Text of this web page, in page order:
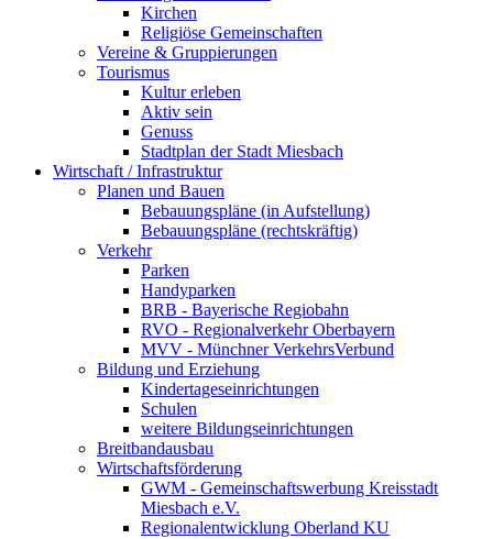
Kirchen
Religiöse Gemeinschaften
Vereine & Gruppierungen
Tourismus
Kultur erleben
Aktiv sein
Genuss
Stadtplan der Stadt Miesbach
Wirtschaft / Infrastruktur
Planen und Bauen
Bebauungspläne (in Aufstellung)
Bebauungspläne (rechtskräftig)
Verkehr
Parken
Handyparken
BRB - Bayerische Regiobahn
RVO - Regionalverkehr Oberbayern
MVV - Münchner VerkehrsVerbund
Bildung und Erziehung
Kindertageseinrichtungen
Schulen
weitere Bildungseinrichtungen
Breitbandausbau
Wirtschaftsförderung
GWM - Gemeinschaftswerbung Kreisstadt
Miesbach e.V.
Regionalentwicklung Oberland KU